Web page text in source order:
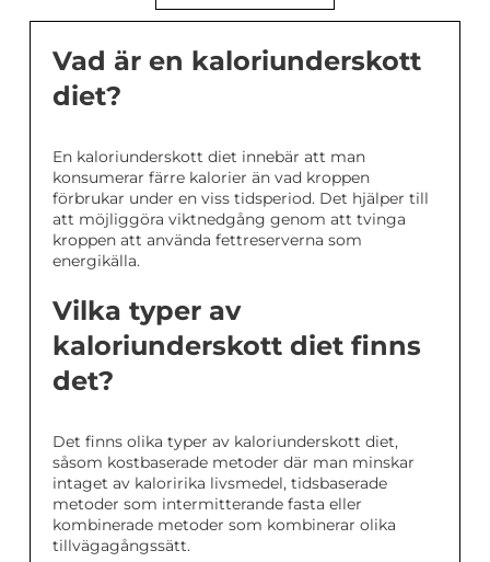
Vad är en kaloriunderskott
diet?
En kaloriunderskott diet innebär att man
konsumerar färre kalorier än vad kroppen
förbrukar under en viss tidsperiod. Det hjälper till
att möjliggöra viktnedgång genom att tvinga
kroppen att använda fettreserverna som
energikälla.
Vilka typer av
kaloriunderskott diet finns
det?
Det finns olika typer av kaloriunderskott diet,
såsom kostbaserade metoder där man minskar
intaget av kaloririka livsmedel, tidsbaserade
metoder som intermitterande fasta eller
kombinerade metoder som kombinerar olika
tillvägagångssätt.